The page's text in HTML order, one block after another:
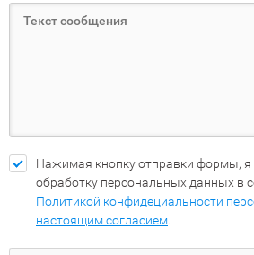
Нажимая кнопку отправки формы, я
обработку персональных данных в
Политикой конфидециальности
настоящим согласием